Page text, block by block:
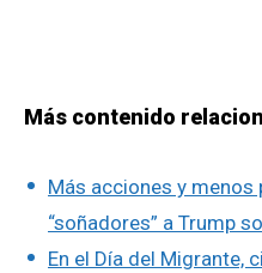
Más contenido
Más acciones y menos
“soñadores” a Trump
En el Día del Migrante,